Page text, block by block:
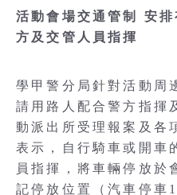
活動會場交通管制 安
方及交管人員指揮
學甲警分局針對活動周
請用路人配合警方指揮
動派出所受理報案及各
表示，自行騎車或開車
員指揮，將車輛停放於
記停放位置（汽車停車